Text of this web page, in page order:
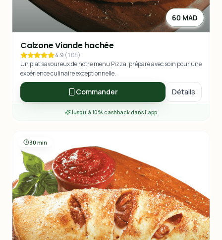
60 MAD
Calzone Viande hachée
4.9 (108)
Un plat savoureux de notre menu Pizza, préparé avec soin pour une
expérience culinaire exceptionnelle.
Commander Détails
Jusqu'à 10% cashback dans l'app
30 min